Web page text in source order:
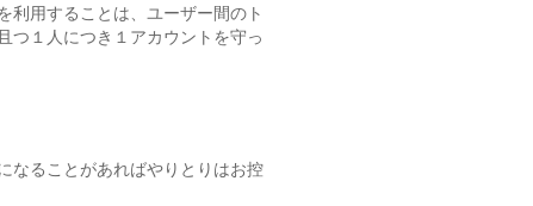
利用することは、ユーザー間のト
つ１人につき１アカウントを守っ
なることがあればやりとりはお控